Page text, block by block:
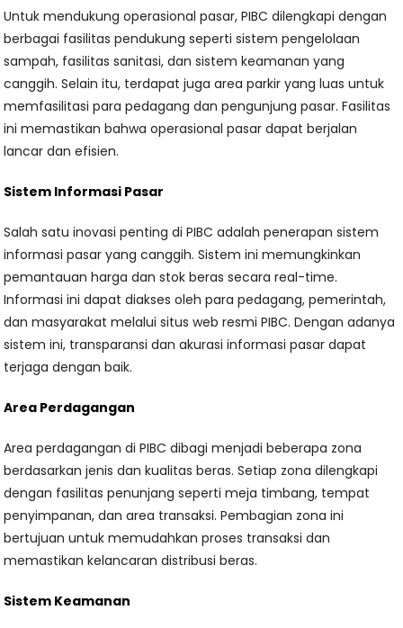
Untuk mendukung operasional pasar, PIBC dilengkapi dengan
berbagai fasilitas pendukung seperti sistem pengelolaan
sampah, fasilitas sanitasi, dan sistem keamanan yang
canggih. Selain itu, terdapat juga area parkir yang luas untuk
memfasilitasi para pedagang dan pengunjung pasar. Fasilitas
ini memastikan bahwa operasional pasar dapat berjalan
lancar dan efisien.
Sistem Informasi Pasar
Salah satu inovasi penting di PIBC adalah penerapan sistem
informasi pasar yang canggih. Sistem ini memungkinkan
pemantauan harga dan stok beras secara real-time.
Informasi ini dapat diakses oleh para pedagang, pemerintah,
dan masyarakat melalui situs web resmi PIBC. Dengan adanya
sistem ini, transparansi dan akurasi informasi pasar dapat
terjaga dengan baik.
Area Perdagangan
Area perdagangan di PIBC dibagi menjadi beberapa zona
berdasarkan jenis dan kualitas beras. Setiap zona dilengkapi
dengan fasilitas penunjang seperti meja timbang, tempat
penyimpanan, dan area transaksi. Pembagian zona ini
bertujuan untuk memudahkan proses transaksi dan
memastikan kelancaran distribusi beras.
Sistem Keamanan